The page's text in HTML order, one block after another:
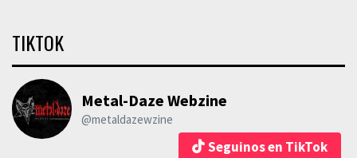
TIKTOK
Metal-Daze Webzine
@metaldazewzine
Seguinos en TikTok